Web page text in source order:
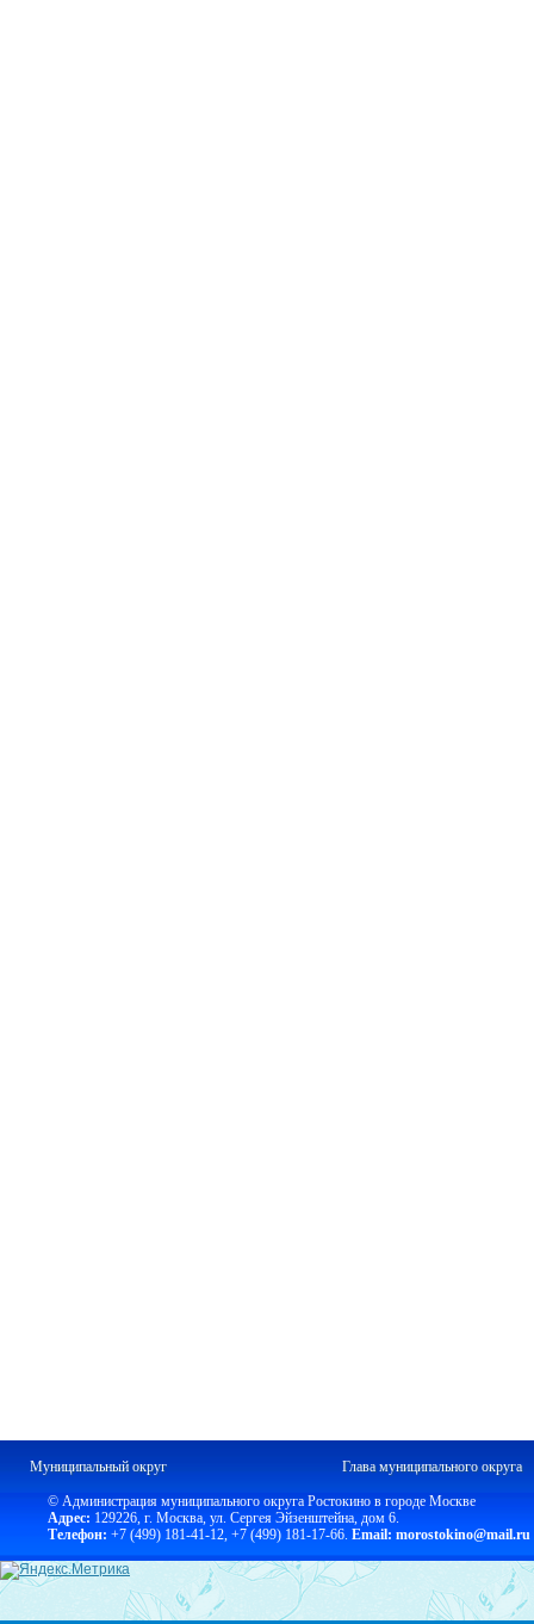
Муниципальный округ Глава муниципального округа
© Администрация муниципального округа Ростокино в городе Москве
Адрес: 129226, г. Москва, ул. Сергея Эйзенштейна, дом 6.
Телефон: +7 (499) 181-41-12, +7 (499) 181-17-66. Email: morostokino@mail.ru